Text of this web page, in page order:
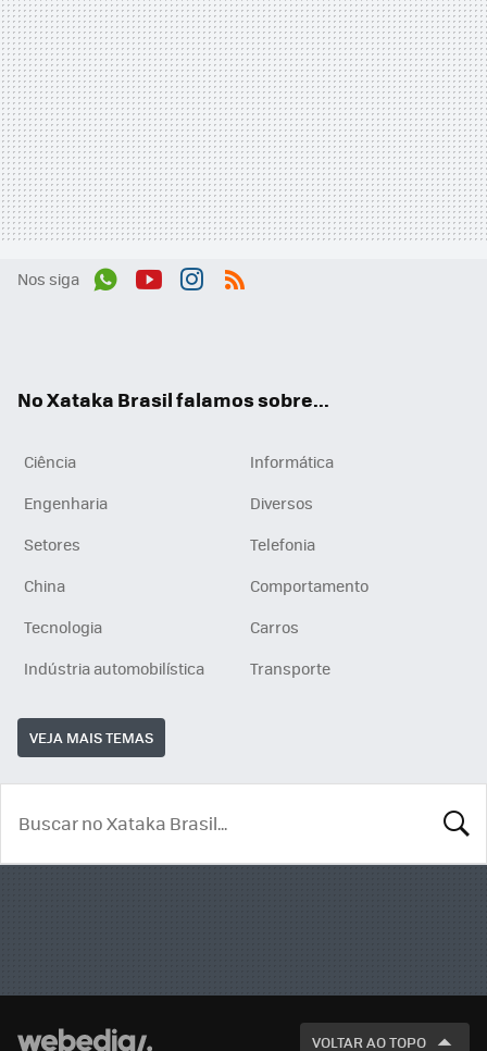
Nos siga
No Xataka Brasil falamos sobre...
Ciência
Informática
Engenharia
Diversos
Setores
Telefonia
China
Comportamento
Tecnologia
Carros
Indústria automobilística
Transporte
VEJA MAIS TEMAS
VOLTAR AO TOPO